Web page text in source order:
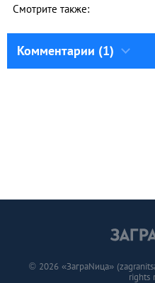
Смотрите также:
Комментарии (1)
© 2026 «ЗаграNица»
rights